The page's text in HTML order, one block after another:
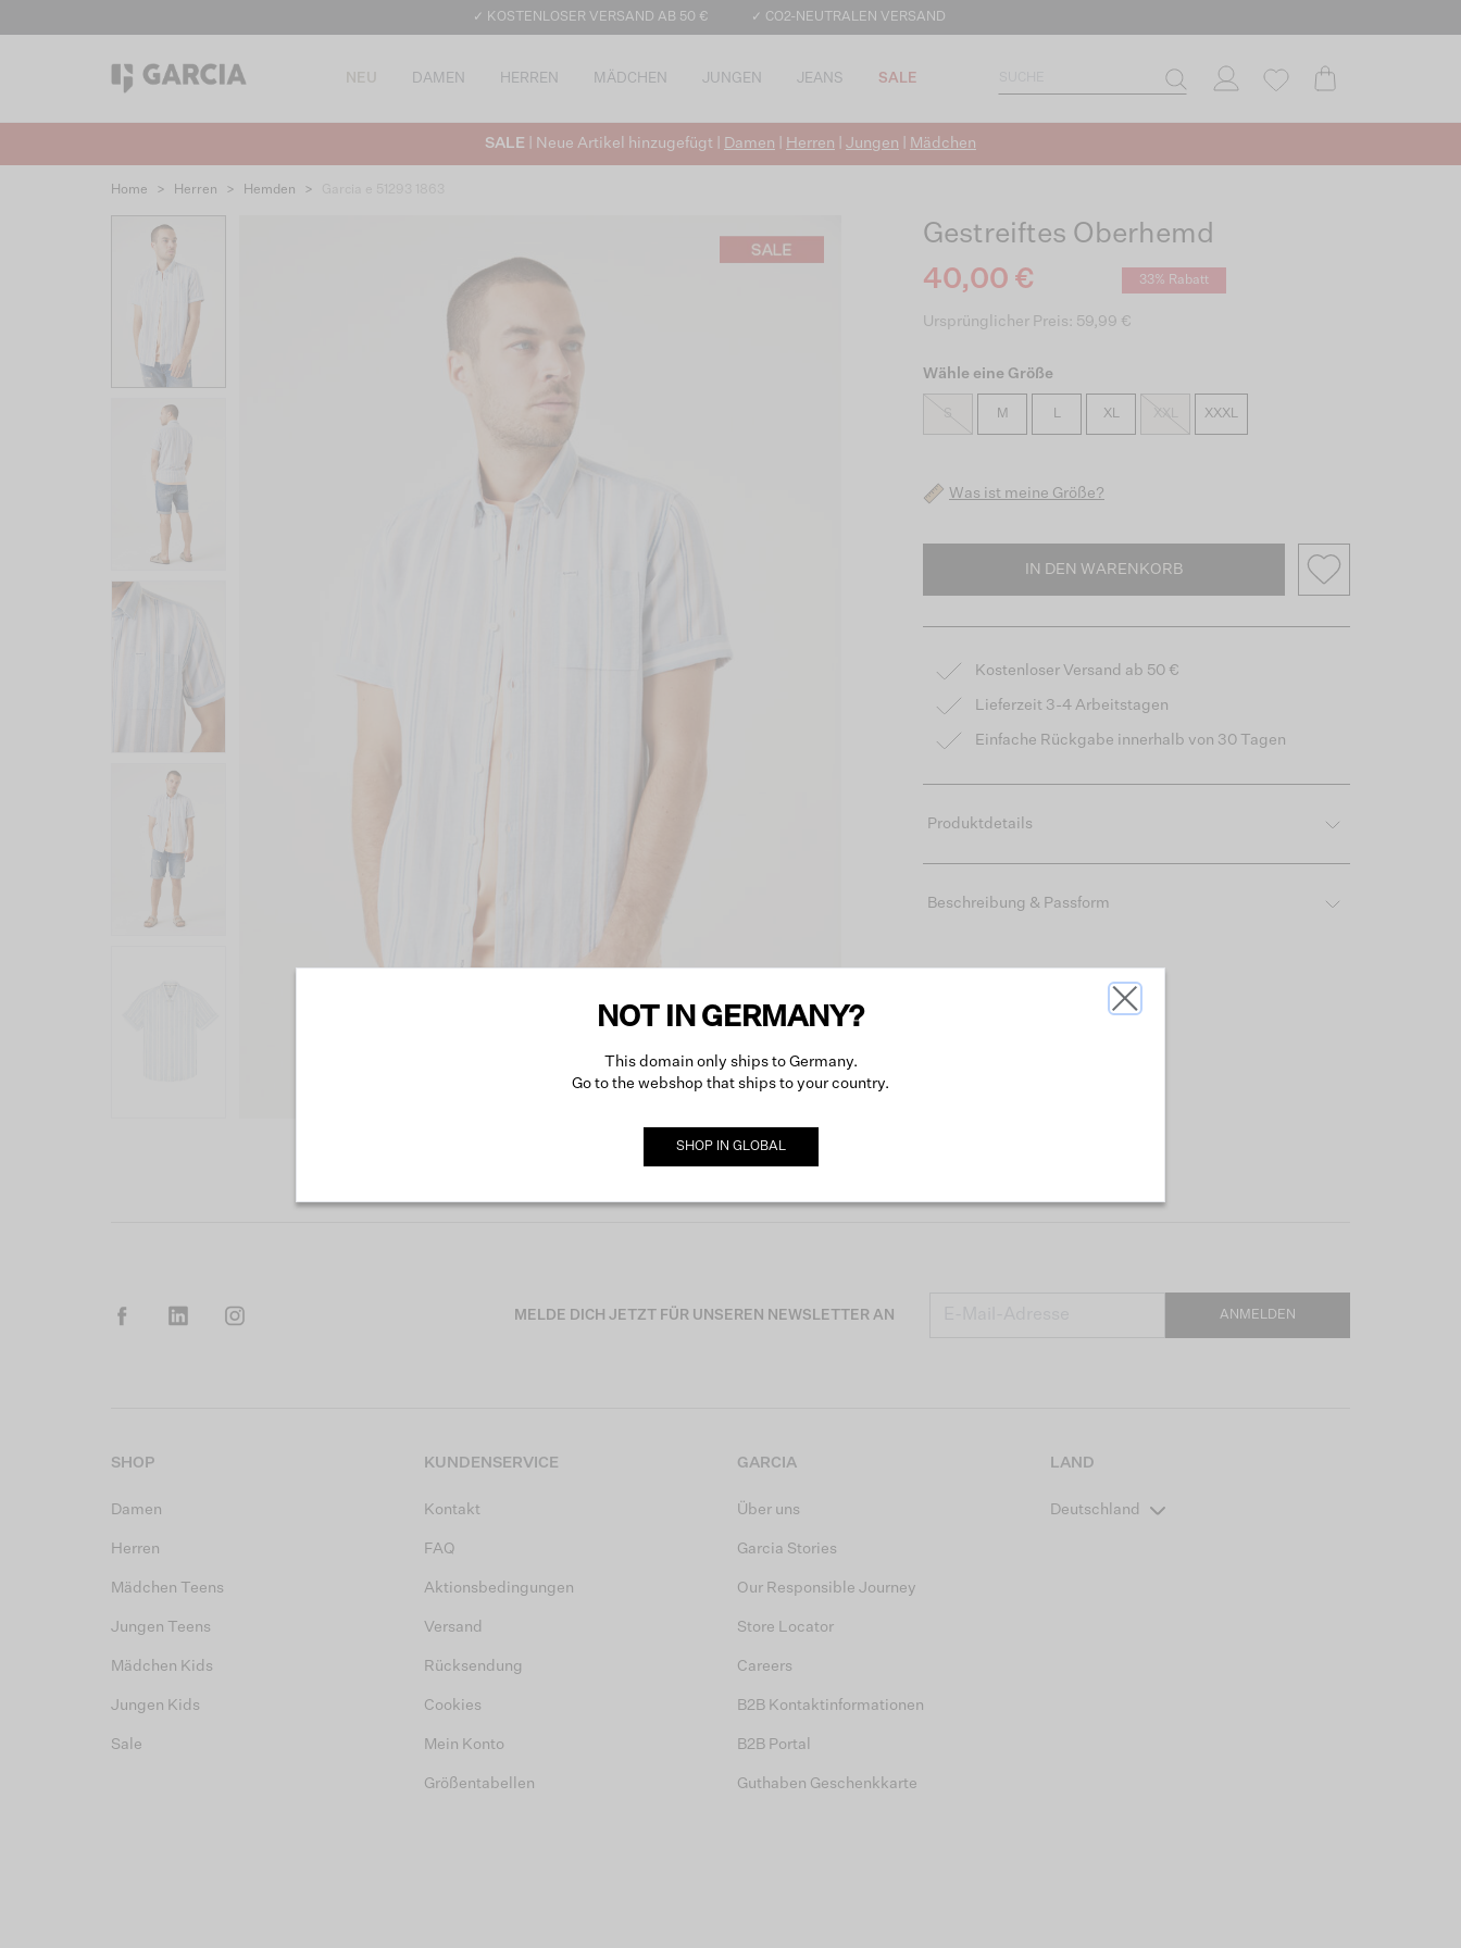
✓ KOSTENLOSER VERSAND AB 50 € ✓ CO2-NEUTRALEN VERSAND
NEU DAMEN HERREN MÄDCHEN JUNGEN JEANS SALE
SALE | Neue Artikel hinzugefügt | Damen Herren Jungen Mädchen
Home > Herren > Hemden >
Gestreiftes Oberhemd
40,00 €
33% Rabatt
Ursprünglicher Preis: 59,99 €
Wähle eine Größe
M L XL XXL XXXL
Was ist meine Größe?
IN DEN WARENKORB
Kostenloser Versand ab 50 €
Lieferzeit 3-4 Arbeitstagen
Einfache Rückgabe innerhalb von 30 Tagen
Produktdetails
Beschreibung & Passform
MELDE DICH JETZT FÜR UNSEREN NEWSLETTER AN ANMELDEN
SHOP
Damen
Herren
Mädchen Teens
Jungen Teens
Mädchen Kids
Jungen Kids
Sale
KUNDENSERVICE
Kontakt
FAQ
Aktionsbedingungen
Versand
Rücksendung
Cookies
Mein Konto
Größentabellen
GARCIA
Über uns
Garcia Stories
Our Responsible Journey
Store Locator
Careers
B2B Kontaktinformationen
B2B Portal
Guthaben Geschenkkarte
LAND
Deutschland
NOT IN GERMANY?
This domain only ships to Germany.
Go to the webshop that ships to your country.
SHOP IN GLOBAL